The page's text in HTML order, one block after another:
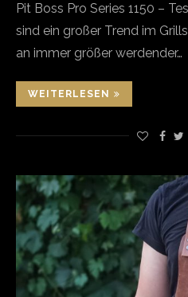
Pit Boss Pro Series 1150 –
sind ein großer Trend im
an immer größer werdender…
WEITERLESEN